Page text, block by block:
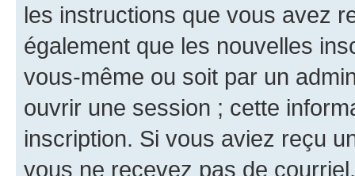
les instructions que vous avez
également que les nouvelles
vous-même ou soit par un
ouvrir une session ; cette
inscription. Si vous aviez reçu
vous ne recevez pas de